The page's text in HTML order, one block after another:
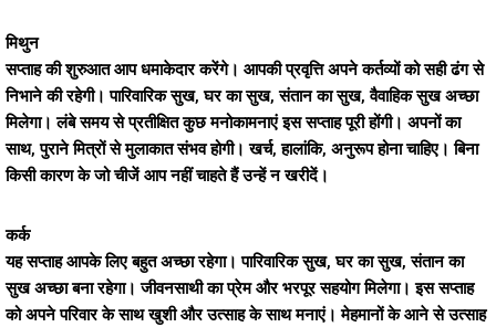
मिथुन
सप्ताह की शुरुआत आप धमाकेदार करेंगे। आपकी प्रवृत्ति अपने कर्तव्यों को सही ढंग से
निभाने की रहेगी। पारिवारिक सुख, घर का सुख, संतान का सुख, वैवाहिक सुख अच्छा
मिलेगा। लंबे समय से प्रतीक्षित कुछ मनोकामनाएं इस सप्ताह पूरी होंगी। अपनों का
साथ, पुराने मित्रों से मुलाकात संभव होगी। खर्च, हालांकि, अनुरूप होना चाहिए। बिना
किसी कारण के जो चीजें आप नहीं चाहते हैं उन्हें न खरीदें।
कर्क
यह सप्ताह आपके लिए बहुत अच्छा रहेगा। पारिवारिक सुख, घर का सुख, संतान का
सुख अच्छा बना रहेगा। जीवनसाथी का प्रेम और भरपूर सहयोग मिलेगा। इस सप्ताह
को अपने परिवार के साथ खुशी और उत्साह के साथ मनाएं। मेहमानों के आने से उत्साह